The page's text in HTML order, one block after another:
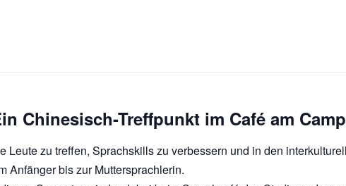
Chinesisch-Treffpunkt im Café am
Leute zu treffen, Sprachskills zu verbessern und in den
Anfänger bis zur Muttersprachlerin.